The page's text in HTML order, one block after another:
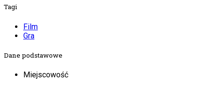
Tagi
Film
Gra
Dane podstawowe
Miejscowość